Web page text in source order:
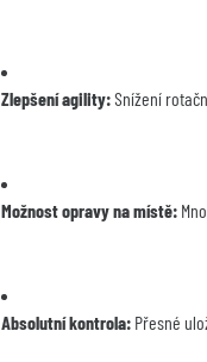
Zlepšení agility: Snížení
Možnost opravy na místě:
Absolutní kontrola: Přesné